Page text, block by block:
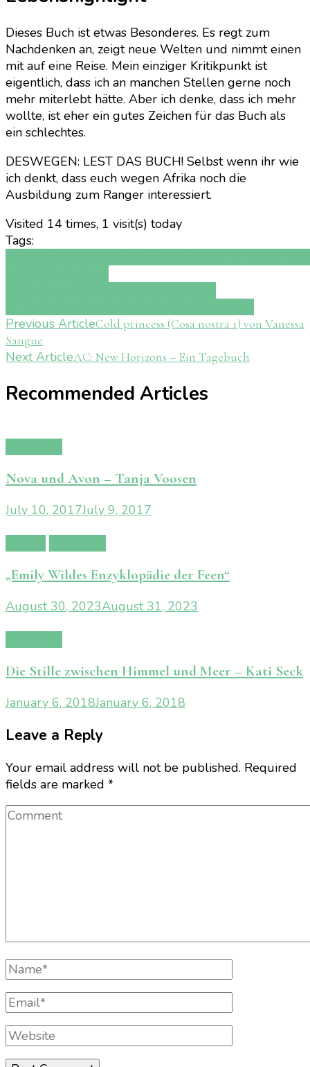
Dieses Buch ist etwas Besonderes. Es regt zum
Nachdenken an, zeigt neue Welten und nimmt einen
mit auf eine Reise. Mein einziger Kritikpunkt ist
eigentlich, dass ich an manchen Stellen gerne noch
mehr miterlebt hätte. Aber ich denke, dass ich mehr
wollte, ist eher ein gutes Zeichen für das Buch als
ein schlechtes.
DESWEGEN: LEST DAS BUCH! Selbst wenn ihr wie
ich denkt, dass euch wegen Afrika noch die
Ausbildung zum Ranger interessiert.
Visited 14 times, 1 visit(s) today
Tags:
Post
Navigation
Previous ArticleCold princess (Cosa nostra 1) von Vanessa
Sangue
Next ArticleAC: New Horizons – Ein Tagebuch
Recommended Articles
Nova und Avon – Tanja Voosen
July 10, 2017July 9, 2017
„Emily Wildes Enzyklopädie der Feen“
August 30, 2023August 31, 2023
Die Stille zwischen Himmel und Meer – Kati Seck
January 6, 2018January 6, 2018
Leave a Reply
Your email address will not be published. Required
fields are marked *
Comment
Full
Name
Email
Website